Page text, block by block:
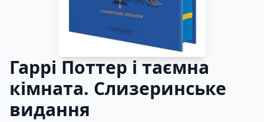
Гаррі Поттер і таємна
кімната. Слизеринське
видання